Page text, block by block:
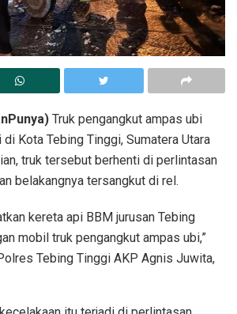
Truk pengangkut ampas ubi
Kota Tebing Tinggi, Sumatera Utara
truk tersebut berhenti di perlintasan
belakangnya tersangkut di rel.
kereta api BBM jurusan Tebing
mobil truk pengangkut ampas ubi,”
Tebing Tinggi AKP Agnis Juwita,